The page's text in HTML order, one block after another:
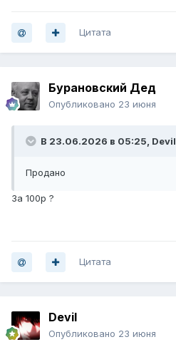
Цитата
Бурановский Дед
Опубликовано 23 июня
В 23.06.2026 в 05:25, Devil
Продано
За 100р ?
Цитата
Devil
Опубликовано 23 июня